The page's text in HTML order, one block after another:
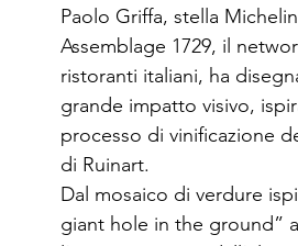
Paolo Griffa, stella
Assemblage 1729, il
ristoranti italiani, ha
grande impatto visivo,
processo di vinificazione
di Ruinart.
Dal mosaico di verdure
giant hole in the ground”